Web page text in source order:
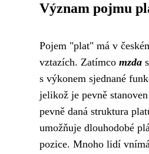
Význam pojmu
Pojem "plat" má v
vztazích. Zatímco mzda
s výkonem sjednané
jelikož je pevně
pevně daná struktura
umožňuje dlouhodobé
pozice. Mnoho lidí